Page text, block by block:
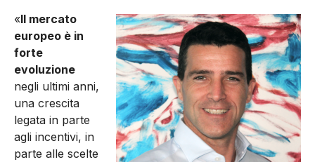
«Il mercato
europeo è in
forte
evoluzione
negli ultimi anni,
una crescita
legata in parte
agli incentivi, in
parte alle scelte